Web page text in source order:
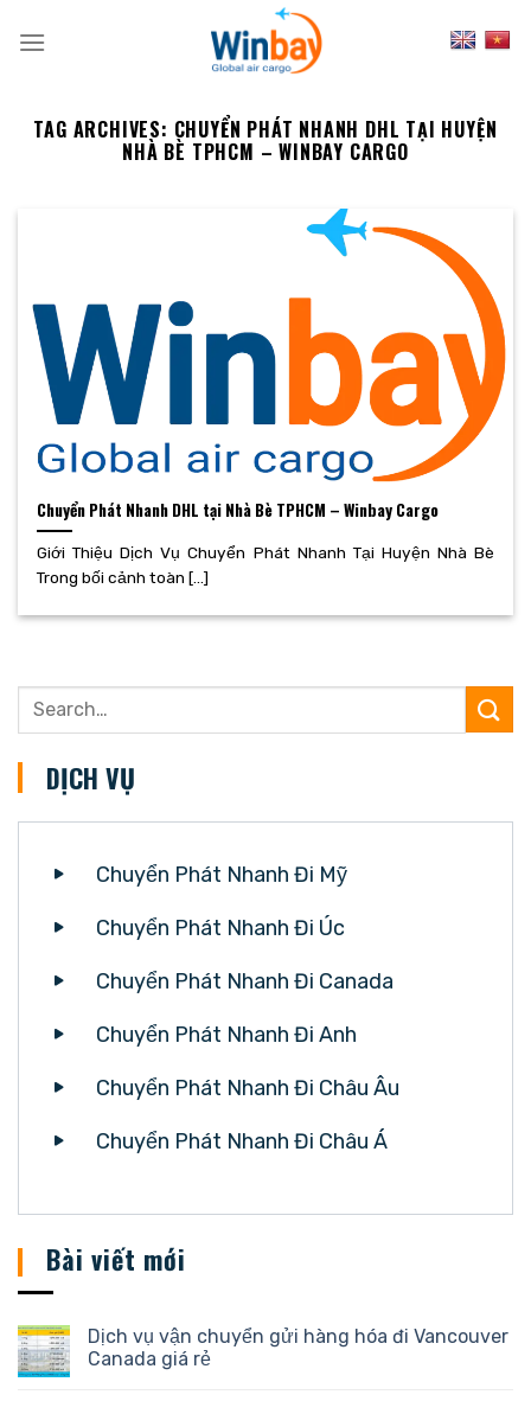
TAG ARCHIVES: CHUYỂN PHÁT NHANH DHL TẠI HUYỆN
NHÀ BÈ TPHCM – WINBAY CARGO
Chuyển Phát Nhanh DHL tại Nhà Bè TPHCM – Winbay Cargo
Giới Thiệu Dịch Vụ Chuyển Phát Nhanh Tại Huyện Nhà Bè
Trong bối cảnh toàn [...]
DỊCH VỤ
Chuyển Phát Nhanh Đi Mỹ
Chuyển Phát Nhanh Đi Úc
Chuyển Phát Nhanh Đi Canada
Chuyển Phát Nhanh Đi Anh
Chuyển Phát Nhanh Đi Châu Âu
Chuyển Phát Nhanh Đi Châu Á
Bài viết mới
Dịch vụ vận chuyển gửi hàng hóa đi Vancouver
Canada giá rẻ